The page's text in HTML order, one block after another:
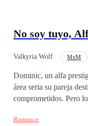
No soy tuyo,
Valkyria Wolf MxM
Dominic, un alfa
área seria su pareja destinada, un joven
comprometidos. Pero lo peor, es que Aidan dice ser beta y no tiene ningún interés en formar un lazo con él.
Avisa: Esta obra es
Romance